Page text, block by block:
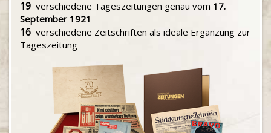
19 verschiedene Tageszeitungen genau vom 17.
September 1921
16 verschiedene Zeitschriften als ideale Ergänzung zur
Tageszeitung